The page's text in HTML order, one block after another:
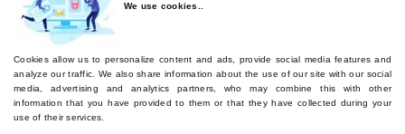
We use cookies..
Cookies allow us to personalize content and ads, provide social media features and
analyze our traffic. We also share information about the use of our site with our social
media, advertising and analytics partners, who may combine this with other
information that you have provided to them or that they have collected during your
use of their services.
newsletter
Subscribe
Retourner sur hairword.com